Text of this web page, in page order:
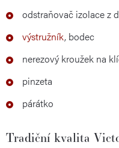
odstraňovač izolace z
výstružník, bodec
nerezový kroužek na
pinzeta
párátko
Tradiční kvalita